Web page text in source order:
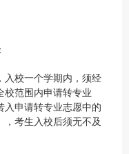
入校一个学期内，须经
校范围内申请转专业
入申请转专业志愿中的
考生入校后须无不及